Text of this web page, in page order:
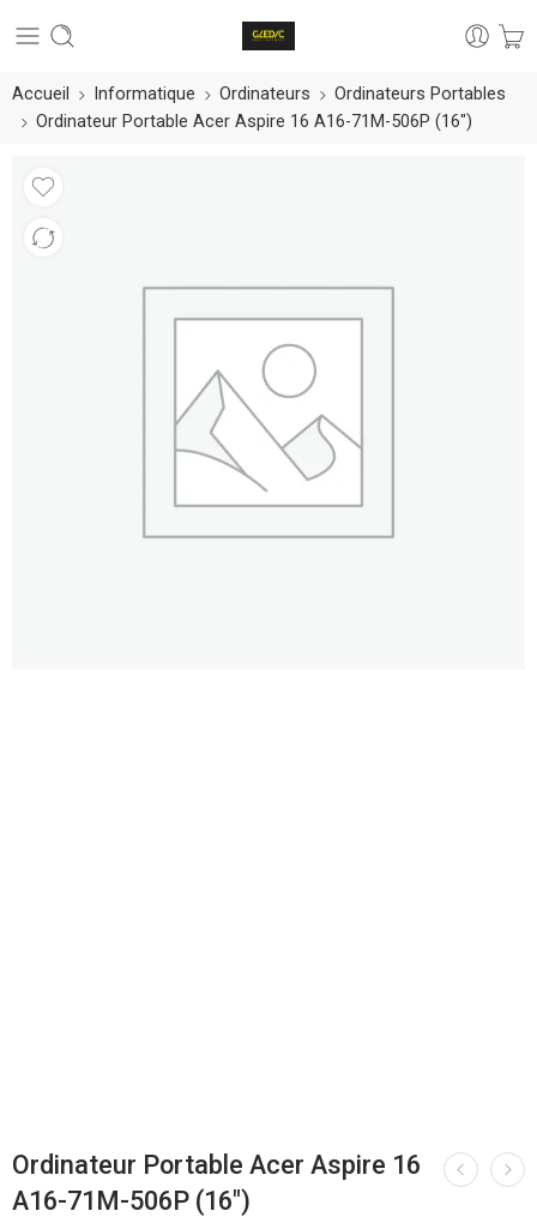
Accueil Informatique Ordinateurs
Ordinateurs Portables
Ordinateur Portable Acer Aspire 16 A16-71M-506P (16″)
Ordinateur Portable Acer Aspire 16
A16-71M-506P (16″)